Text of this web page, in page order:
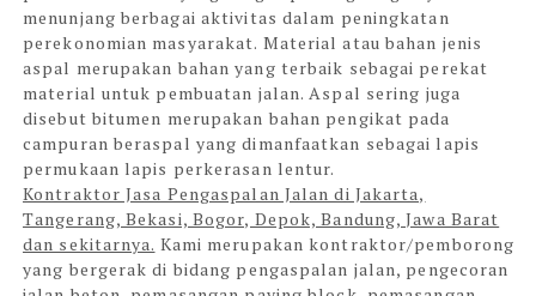
menunjang berbagai aktivitas dalam peningkatan
perekonomian masyarakat. Material atau bahan jenis
aspal merupakan bahan yang terbaik sebagai perekat
material untuk pembuatan jalan. Aspal sering juga
disebut bitumen merupakan bahan pengikat pada
campuran beraspal yang dimanfaatkan sebagai lapis
permukaan lapis perkerasan lentur.
Kontraktor Jasa Pengaspalan Jalan di Jakarta,
Tangerang, Bekasi, Bogor, Depok, Bandung, Jawa Barat
dan sekitarnya. Kami merupakan kontraktor/pemborong
yang bergerak di bidang pengaspalan jalan, pengecoran